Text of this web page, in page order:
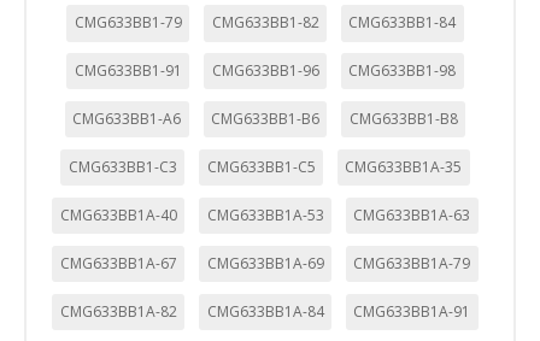
CMG633BB1-79 CMG633BB1-82 CMG633BB1-84
CMG633BB1-91 CMG633BB1-96 CMG633BB1-98
CMG633BB1-A6 CMG633BB1-B6 CMG633BB1-B8
CMG633BB1-C3 CMG633BB1-C5 CMG633BB1A-35
CMG633BB1A-40 CMG633BB1A-53 CMG633BB1A-63
CMG633BB1A-67 CMG633BB1A-69 CMG633BB1A-79
CMG633BB1A-82 CMG633BB1A-84 CMG633BB1A-91